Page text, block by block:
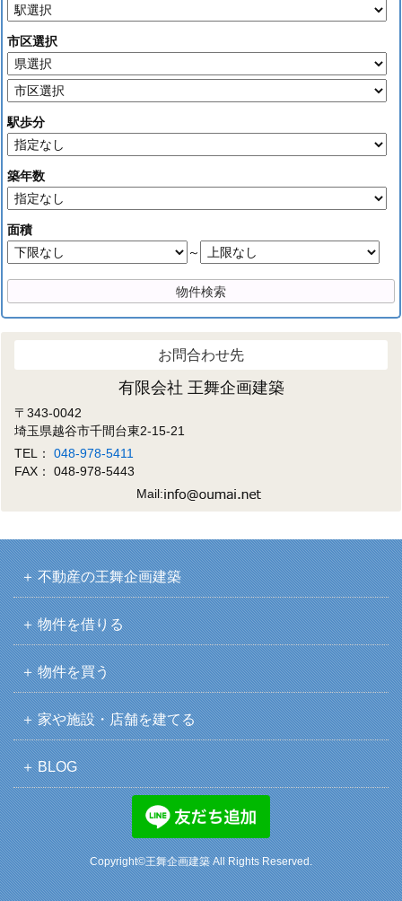
市区選択
駅歩分
築年数
面積
～
お問合わせ先
有限会社 王舞企画建築
〒343-0042
埼玉県越谷市千間台東2-15-21
TEL：048-978-5411
FAX： 048-978-5443
Mail:
不動産の王舞企画建築
物件を借りる
物件を買う
家や施設・店舗を建てる
BLOG
Copyright©王舞企画建築 All Rights Reserved.